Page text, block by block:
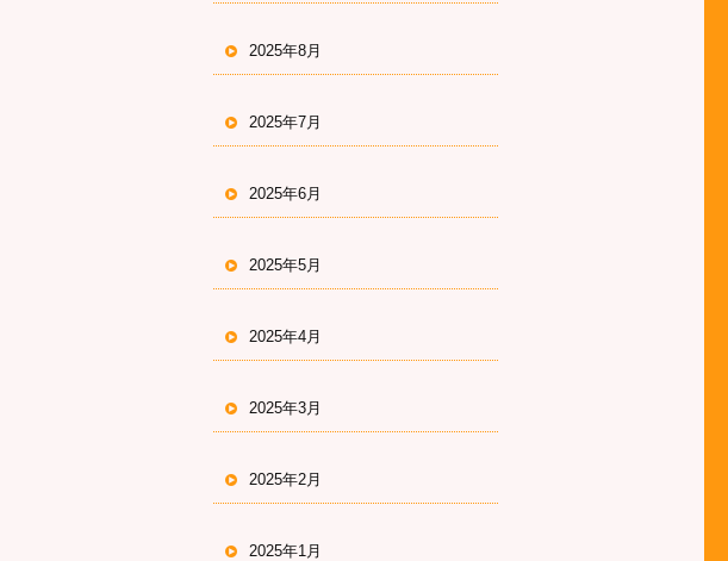
2025年8月
2025年7月
2025年6月
2025年5月
2025年4月
2025年3月
2025年2月
2025年1月